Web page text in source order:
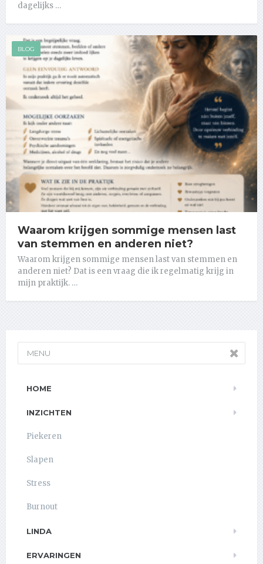
dagelijks …
BLOG
Waarom krijgen sommige mensen last
van stemmen en anderen niet?
Waarom krijgen sommige mensen last van stemmen en
anderen niet? Dat is een vraag die ik regelmatig krijg in
mijn praktijk. …
MENU
HOME
INZICHTEN
Piekeren
Slapen
Stress
Burnout
LINDA
ERVARINGEN